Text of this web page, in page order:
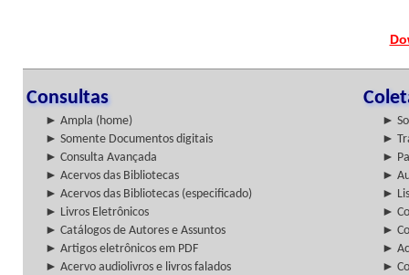
Consultas
► Ampla (home)
►
► Somente Documentos digitais
►
► Consulta Avançada
►
► Acervos das Bibliotecas
►
► Acervos das Bibliotecas (especificado)
►
► Livros Eletrônicos
►
► Catálogos de Autores e Assuntos
►
► Artigos eletrônicos em PDF
►
► Acervo audiolivros e livros falados
►